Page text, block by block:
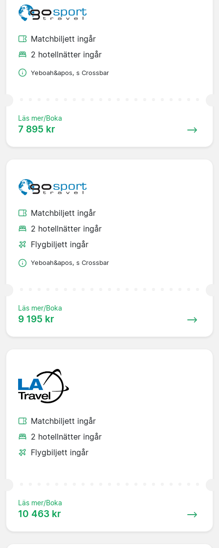
Matchbiljett ingår
2 hotellnätter ingår
Yeboah&apos, s Crossbar
Läs mer/Boka
7 895 kr
Matchbiljett ingår
2 hotellnätter ingår
Flygbiljett ingår
Yeboah&apos, s Crossbar
Läs mer/Boka
9 195 kr
Matchbiljett ingår
2 hotellnätter ingår
Flygbiljett ingår
Läs mer/Boka
10 463 kr